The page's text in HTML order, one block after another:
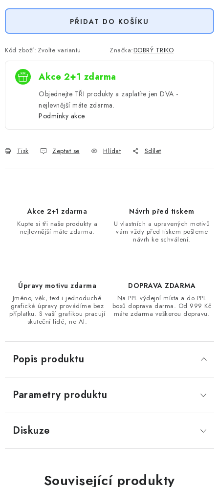
PŘIDAT DO KOŠÍKU
Kód zboží: Zvolte variantu Značka:DOBRÝ TRIKO
Akce 2+1 zdarma
Objednejte TŘI produkty a zaplatíte jen DVA -
nejlevnější máte zdarma.
Podmínky akce
Tisk Zeptat se Hlídat Sdílet
Akce 2+1 zdarma
Kupte si tři naše produkty a
nejlevnější máte zdarma.
Návrh před tiskem
U vlastních a upravených motivů
vám vždy před tiskem pošleme
návrh ke schválení.
Úpravy motivu zdarma
Jméno, věk, text i jednoduché
grafické úpravy provádíme bez
příplatku. S vaší grafikou pracují
skuteční lidé, ne AI.
DOPRAVA ZDARMA
Na PPL výdejní místa a do PPL
boxů doprava darma. Od 999 Kč
máte zdarma veškerou dopravu.
Popis produktu
Parametry produktu
Diskuze
Související produkty